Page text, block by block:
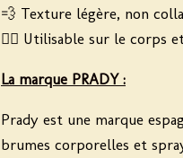
💨 Texture légère, non
💁‍♀️ Utilisable sur le corps
La marque PRADY :
Prady est une marque
brumes corporelles et